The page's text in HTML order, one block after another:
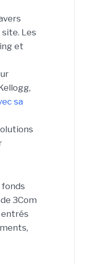
Les
et
sa
fonds
3Com
entrés